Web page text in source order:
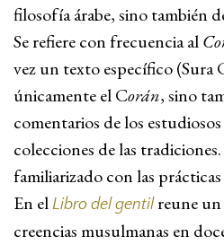
filosofía árabe, sino también
Se refiere con frecuencia al
vez un texto específico (Sura
únicamente el Corán, sino
comentarios de los
colecciones de las
familiarizado con las
En el Libro del gentilreune un
creencias musulmanas en